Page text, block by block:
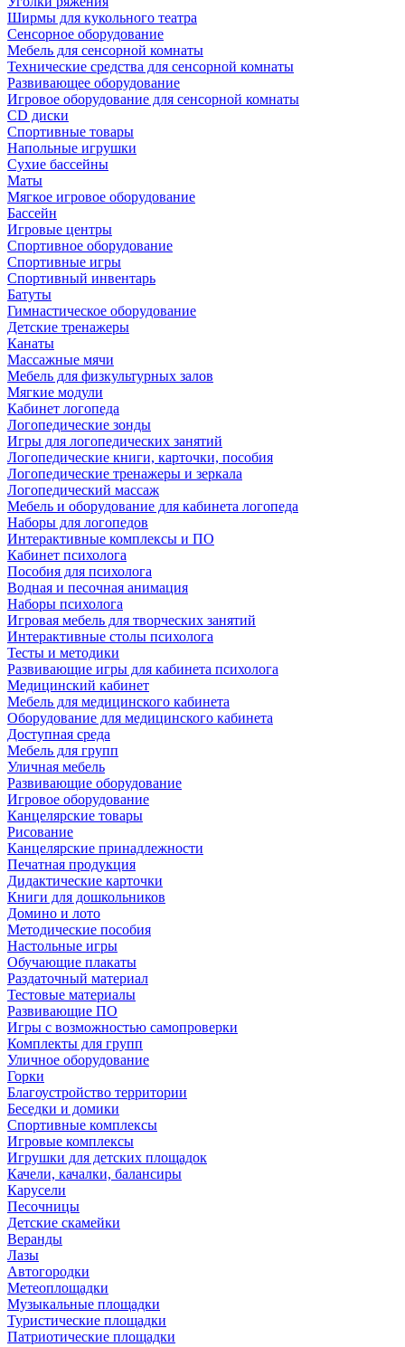
Ширмы для кукольного театра
Сенсорное оборудование
Мебель для сенсорной комнаты
Технические средства для сенсорной комнаты
Развивающее оборудование
Игровое оборудование для сенсорной комнаты
CD диски
Спортивные товары
Напольные игрушки
Сухие бассейны
Маты
Мягкое игровое оборудование
Бассейн
Игровые центры
Спортивное оборудование
Спортивные игры
Спортивный инвентарь
Батуты
Гимнастическое оборудование
Детские тренажеры
Канаты
Массажные мячи
Мебель для физкультурных залов
Мягкие модули
Кабинет логопеда
Логопедические зонды
Игры для логопедических занятий
Логопедические книги, карточки, пособия
Логопедические тренажеры и зеркала
Логопедический массаж
Мебель и оборудование для кабинета логопеда
Наборы для логопедов
Интерактивные комплексы и ПО
Кабинет психолога
Пособия для психолога
Водная и песочная анимация
Наборы психолога
Игровая мебель для творческих занятий
Интерактивные столы психолога
Тесты и методики
Развивающие игры для кабинета психолога
Медицинский кабинет
Мебель для медицинского кабинета
Оборудование для медицинского кабинета
Доступная среда
Мебель для групп
Уличная мебель
Развивающие оборудование
Игровое оборудование
Канцелярские товары
Рисование
Канцелярские принадлежности
Печатная продукция
Дидактические карточки
Книги для дошкольников
Домино и лото
Методические пособия
Настольные игры
Обучающие плакаты
Раздаточный материал
Тестовые материалы
Развивающие ПО
Игры с возможностью самопроверки
Комплекты для групп
Уличное оборудование
Горки
Благоустройство территории
Беседки и домики
Спортивные комплексы
Игровые комплексы
Игрушки для детских площадок
Качели, качалки, балансиры
Карусели
Песочницы
Детские скамейки
Веранды
Лазы
Автогородки
Метеоплощадки
Музыкальные площадки
Туристические площадки
Патриотические площадки